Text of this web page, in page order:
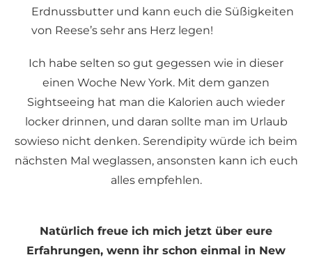
Erdnussbutter und kann euch die Süßigkeiten
von Reese’s sehr ans Herz legen!
Ich habe selten so gut gegessen wie in dieser
einen Woche New York. Mit dem ganzen
Sightseeing hat man die Kalorien auch wieder
locker drinnen, und daran sollte man im Urlaub
sowieso nicht denken. Serendipity würde ich beim
nächsten Mal weglassen, ansonsten kann ich euch
alles empfehlen.
Natürlich freue ich mich jetzt über eure
Erfahrungen, wenn ihr schon einmal in New